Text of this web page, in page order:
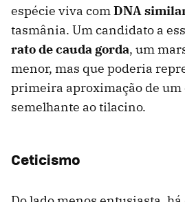
espécie viva com DNA
tasmânia. Um candidato a
rato de cauda gorda, um
menor, mas que poderia
primeira aproximação de
semelhante ao tilacino.
Ceticismo